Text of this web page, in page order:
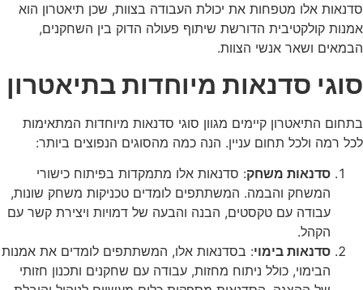
סדנאות אלו מטפחות את יכולת העבודה בצוות, שכן תיאטרון הוא
אמנות קולקטיבית הדורשת שיתוף פעולה הדוק בין השחקנים,
הבמאים ושאר אנשי הצוות.
סוגי סדנאות מיוחדות בתיאטרון
בתחום התיאטרון קיימים מגוון סוגי סדנאות מיוחדות המתאימות
לכל רמה ולכל תחום עניין. הנה כמה מהסוגים הנפוצים ביותר:
סדנאות משחק: סדנאות אלו מתמקדות בפיתוח כישורי
המשחק והבמה. המשתתפים לומדים טכניקות משחק שונות,
עבודה עם טקסטים, הבנה והבעה של דמויות ויצירת קשר עם
הקהל.
סדנאות בימוי: בסדנאות אלו, המשתתפים לומדים את אמנות
הבימוי, כולל ניתוח מחזות, עבודה עם שחקנים ותכנון חזותי